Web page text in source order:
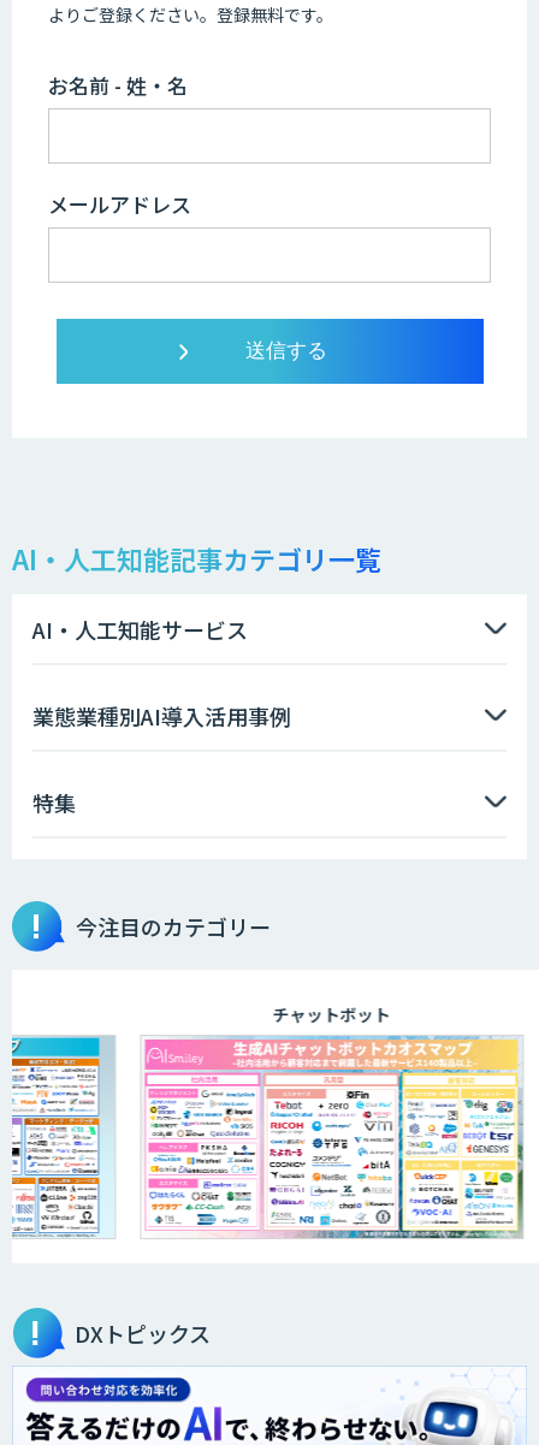
よりご登録ください。登録無料です。
お名前 - 姓・名
メールアドレス
AI・人工知能記事カテゴリ一覧
AI・人工知能サービス
業態業種別AI導入活用事例
特集
今注目のカテゴリー
チャットボット
DXトピックス